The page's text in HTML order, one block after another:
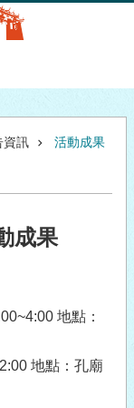
資訊 活動成果
成果
地點：
地點：孔廟